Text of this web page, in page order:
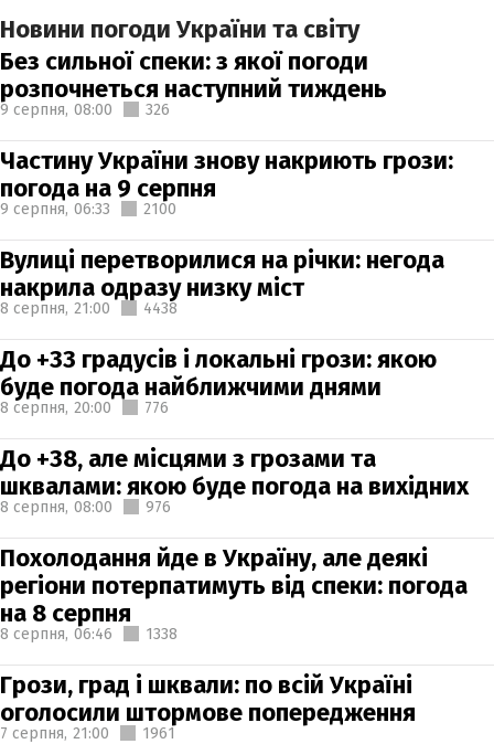
Новини погоди України та світу
Без сильної спеки: з якої погоди
розпочнеться наступний тиждень
9 серпня, 08:00 326
Частину України знову накриють грози:
погода на 9 серпня
9 серпня, 06:33 2100
Вулиці перетворилися на річки: негода
накрила одразу низку міст
8 серпня, 21:00 4438
До +33 градусів і локальні грози: якою
буде погода найближчими днями
8 серпня, 20:00 776
До +38, але місцями з грозами та
шквалами: якою буде погода на вихідних
8 серпня, 08:00 976
Похолодання йде в Україну, але деякі
регіони потерпатимуть від спеки: погода
на 8 серпня
8 серпня, 06:46 1338
Грози, град і шквали: по всій Україні
оголосили штормове попередження
7 серпня, 21:00 1961